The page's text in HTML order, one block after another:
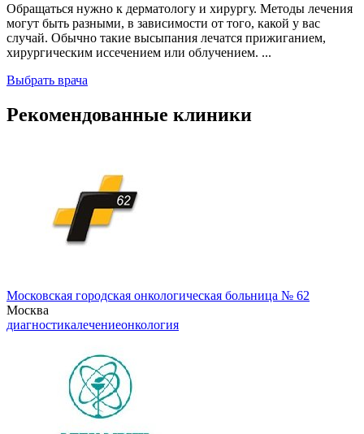
Обращаться нужно к дерматологу и хирургу. Методы лечения
могут быть разными, в зависимости от того, какой у вас
случай. Обычно такие высыпания лечатся прижиганием,
хирургическим иссечением или облучением. ...
Выбрать врача
Рекомендованные клиники
Московская городская онкологическая больница № 62
Москва
диагностикалечениеонкология